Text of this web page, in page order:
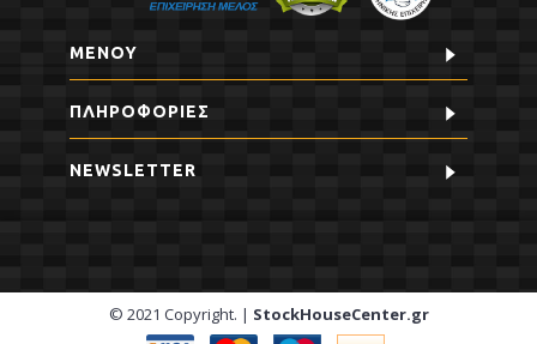
ΜΕΝΟΥ
ΠΛΗΡΟΦΟΡΊΕΣ
NEWSLETTER
© 2021 Copyright. | StockHouseCenter.gr